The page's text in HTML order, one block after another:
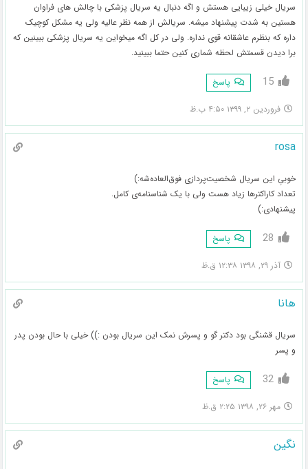
سریال خیلی زیبایی هستش و اگه دنبال یه سریال پزشکی با چالش های فراوان
هستین به شدت پیشنهاد میشه. سریالش از همه نظر عالیه ولی یه مشکل کوچیک
داره که بنظرم عاشقانه قوی نداره. ولی در کل اگه میخواین یه سریال پزشکی ببینین که
برا دیدن قسمتش لحظه شماری کنین حتما ببینید.
15 پاسخ
فروردین ۲, ۱۳۹۹ ۴:۵۰ ب.ظ
rosa
خوبیِ این سریال شخصیت‌پردازی فوق‌العاده‌شه:)
تعداد کاراکترها زیاد هست ولی با یک شناسنامه‌ی کامل.
پیشنهادی:)
28 پاسخ
آذر ۲۹, ۱۳۹۸ ۱۲:۳۸ ق.ظ
هانا
سریال قشنگی بود دکتر گو و پسرش نمک این سریال بودن :)) خیلی با حال بودن پدر
و پسر
32 پاسخ
مهر ۲۶, ۱۳۹۸ ۲:۲۵ ق.ظ
نگین